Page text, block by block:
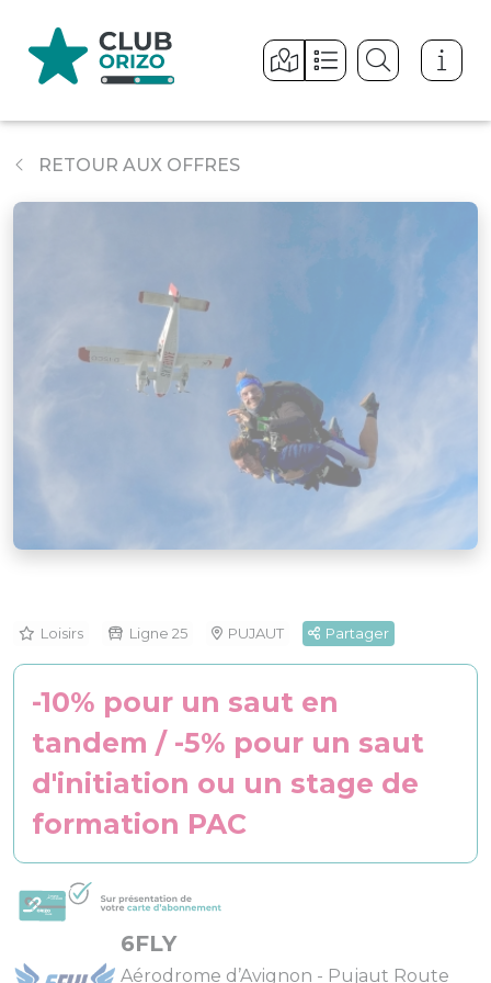
RETOUR AUX OFFRES
Loisirs Ligne 25 PUJAUT Partager
-10% pour un saut en
tandem / -5% pour un saut
d'initiation ou un stage de
formation PAC
6FLY
Aérodrome d’Avignon - Pujaut Route